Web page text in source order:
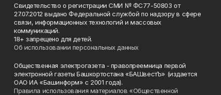
Свидетельство о регистрации СМИ № ФС77-50803 от
27.07.2012 выдано Федеральной службой по надзору в сфере
связи, информационных технологий и массовых
коммуникаций.
18+ запрещено для детей.
Об использовании персональных данных
Общественная электрогазета - правопреемница первой
электронной газеты Башкортостана «БАШвестЪ» (издается
ОАО ИА «Башинформ» с 2001 года).
Правила использования материалов «Общественной